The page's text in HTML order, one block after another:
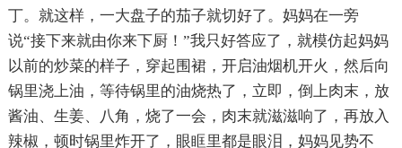
丁。就这样，一大盘子的茄子就切好了。妈妈在一旁
说“接下来就由你来下厨！”我只好答应了，就模仿起妈妈
以前的炒菜的样子，穿起围裙，开启油烟机开火，然后向
锅里浇上油，等待锅里的油烧热了，立即，倒上肉末，放
酱油、生姜、八角，烧了一会，肉末就滋滋响了，再放入
辣椒，顿时锅里炸开了，眼眶里都是眼泪，妈妈见势不